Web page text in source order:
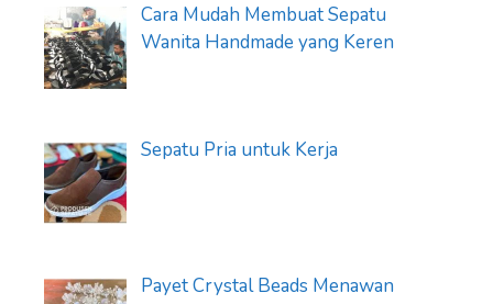
Cara Mudah Membuat Sepatu
Wanita Handmade yang Keren
Sepatu Pria untuk Kerja
Payet Crystal Beads Menawan